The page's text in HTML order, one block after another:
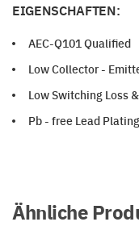
EIGENSCHAFTEN:
AEC-Q101 Qualified
Low Collector -
Low Switching Loss
Pb - free Lead
Ähnliche